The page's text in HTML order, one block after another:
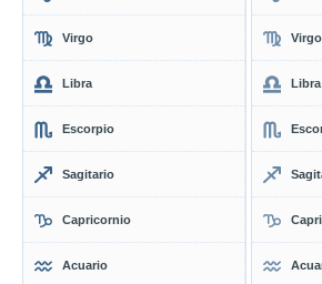
Virgo
Libra
Escorpio
Sagitario
Capricornio
Acuario
Virgo
Libra